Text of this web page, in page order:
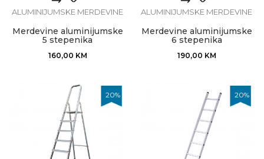
ALUMINIJUMSKE MERDEVINE
Merdevine aluminijumske
5 stepenika
160,00 KM
ALUMINIJUMSKE MERDEVINE
Merdevine aluminijumske
6 stepenika
190,00 KM
20% 20%